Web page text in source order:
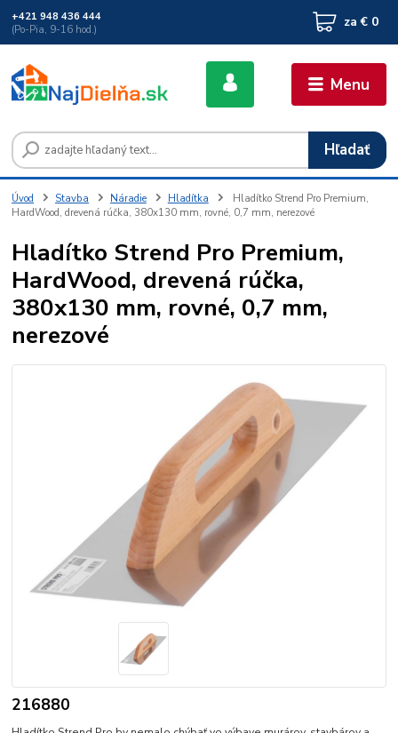
Menu
Hľadať
+421 948 436 444
(Po-Pia, 9-16 hod.)
za € 0
Úvod Stavba Náradie Hladítka
Hladítko Strend Pro Premium,
HardWood, drevená rúčka, 380x130 mm, rovné, 0,7 mm, nerezové
Hladítko Strend Pro Premium,
HardWood, drevená rúčka,
380x130 mm, rovné, 0,7 mm,
nerezové
216880